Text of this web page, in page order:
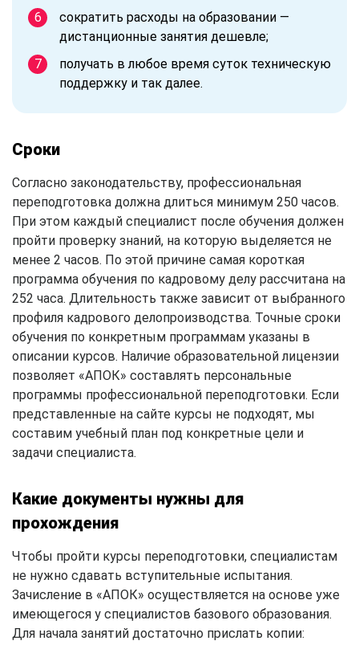
сократить расходы на образовании —
дистанционные занятия дешевле;
получать в любое время суток техническую
поддержку и так далее.
Сроки
Согласно законодательству, профессиональная
переподготовка должна длиться минимум 250 часов.
При этом каждый специалист после обучения должен
пройти проверку знаний, на которую выделяется не
менее 2 часов. По этой причине самая короткая
программа обучения по кадровому делу рассчитана на
252 часа. Длительность также зависит от выбранного
профиля кадрового делопроизводства. Точные сроки
обучения по конкретным программам указаны в
описании курсов. Наличие образовательной лицензии
позволяет «АПОК» составлять персональные
программы профессиональной переподготовки. Если
представленные на сайте курсы не подходят, мы
составим учебный план под конкретные цели и
задачи специалиста.
Какие документы нужны для
прохождения
Чтобы пройти курсы переподготовки, специалистам
не нужно сдавать вступительные испытания.
Зачисление в «АПОК» осуществляется на основе уже
имеющегося у специалистов базового образования.
Для начала занятий достаточно прислать копии: